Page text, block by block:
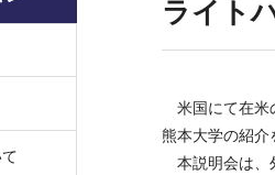
ライト
米国にて在米
熊本大学の紹介
本説明会は、